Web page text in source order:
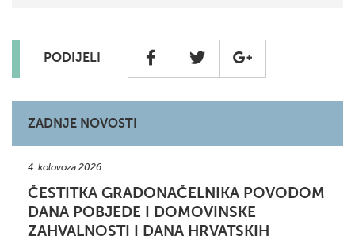
PODIJELI
ZADNJE NOVOSTI
4. kolovoza 2026.
ČESTITKA GRADONAČELNIKA POVODOM
DANA POBJEDE I DOMOVINSKE
ZAHVALNOSTI I DANA HRVATSKIH